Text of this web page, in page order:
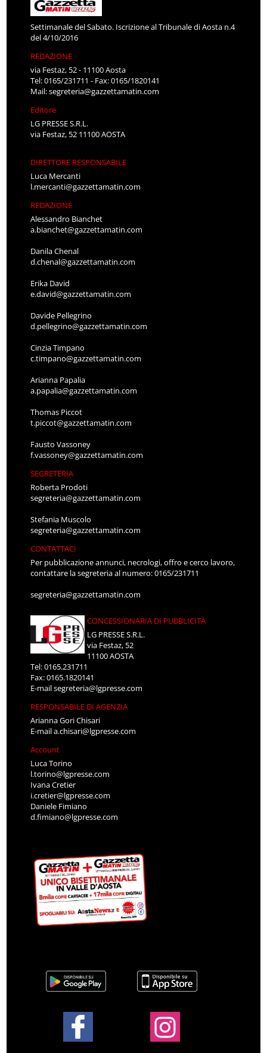
Settimanale del Sabato. Iscrizione al Tribunale di Aosta n.4
del 4/10/2016
REDAZIONE
via Festaz, 52 - 11100 Aosta
Tel: 0165/231711 - Fax: 0165/1820141
Mail:segreteria@gazzettamatin.com
Editore
LG PRESSE S.R.L.
via Festaz, 52 11100 AOSTA
DIRETTORE RESPONSABILE
Luca Mercanti
l.mercanti@gazzettamatin.com
REDAZIONE
Alessandro Bianchet
a.bianchet@gazzettamatin.com
Danila Chenal
d.chenal@gazzettamatin.com
Erika David
e.david@gazzettamatin.com
Davide Pellegrino
d.pellegrino@gazzettamatin.com
Cinzia Timpano
c.timpano@gazzettamatin.com
Arianna Papalia
a.papalia@gazzettamatin.com
Thomas Piccot
t.piccot@gazzettamatin.com
Fausto Vassoney
f.vassoney@gazzettamatin.com
SEGRETERIA
Roberta Prodoti
segreteria@gazzettamatin.com
Stefania Muscolo
segreteria@gazzettamatin.com
CONTATTACI
Per pubblicazione annunci, necrologi, offro e cerco lavoro,
contattare la segreteria al numero: 0165/231711
segreteria@gazzettamatin.com
CONCESSIONARIA DI PUBBLICITÀ
LG PRESSE S.R.L.
via Festaz, 52
11100 AOSTA
Tel: 0165.231711
Fax: 0165.1820141
E-mailsegreteria@lgpresse.com
RESPONSABILE DI AGENZIA
Arianna Gori Chisari
E-maila.chisari@lgpresse.com
Account
Luca Torino
l.torino@lgpresse.com
Ivana Cretier
i.cretier@lgpresse.com
Daniele Fimiano
d.fimiano@lgpresse.com